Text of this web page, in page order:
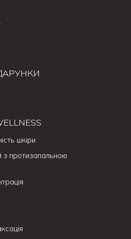
шкіри
з протизапальною